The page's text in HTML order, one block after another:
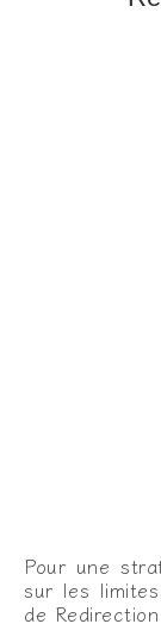
Pour une
sur les
de